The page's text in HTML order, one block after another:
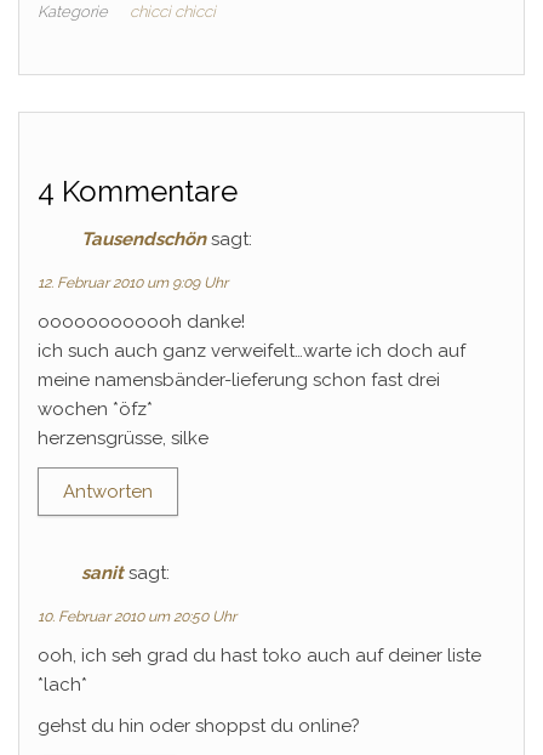
Kategorie chicci chicci
4 Kommentare
Tausendschön sagt:
12. Februar 2010 um 9:09 Uhr
oooooooooooh danke!
ich such auch ganz verweifelt…warte ich doch auf
meine namensbänder-lieferung schon fast drei
wochen *öfz*
herzensgrüsse, silke
Antworten
sanit sagt:
10. Februar 2010 um 20:50 Uhr
ooh, ich seh grad du hast toko auch auf deiner liste
*lach*
gehst du hin oder shoppst du online?